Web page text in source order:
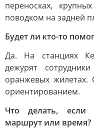
переносках,
поводком на задней
Будет ли кто-то
Да. На станциях
дежурят
оранжевых
ориентированием.
Что делать, если
маршрут или время?